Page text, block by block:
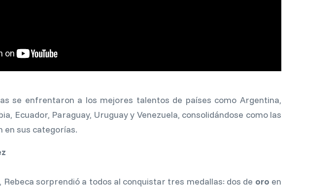
se enfrentaron a los mejores talentos de países como Argentina,
Ecuador, Paraguay, Uruguay y Venezuela, consolidándose como las
en sus categorías.
Rebeca sorprendió a todos al conquistar tres medallas: dos de oro en